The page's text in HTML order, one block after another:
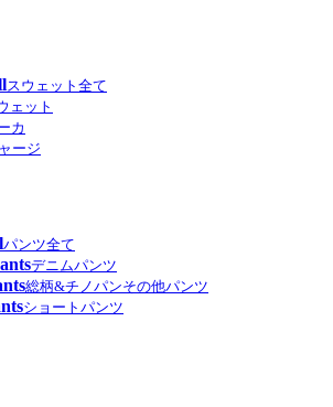
スウェット全て
ェット
カ
ージ
パンツ全て
デニムパンツ
総柄&チノパンその他パンツ
ショートパンツ